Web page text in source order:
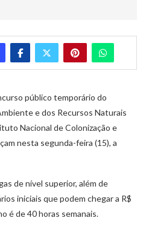
público temporário do
e dos Recursos Naturais
Nacional de Colonização e
nesta segunda-feira (15), a
de nível superior, além de
iniciais que podem chegar a R$
é de 40 horas semanais.